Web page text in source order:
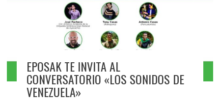
EPOSAK TE INVITA AL
CONVERSATORIO «LOS SONIDOS DE
VENEZUELA»